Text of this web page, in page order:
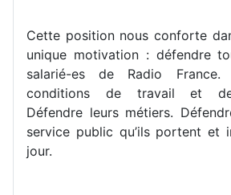
Cette position nous conforte
unique motivation : défendre
salarié-es de Radio France.
conditions de travail et de
Défendre leurs métiers.
service public qu’ils portent et
jour.